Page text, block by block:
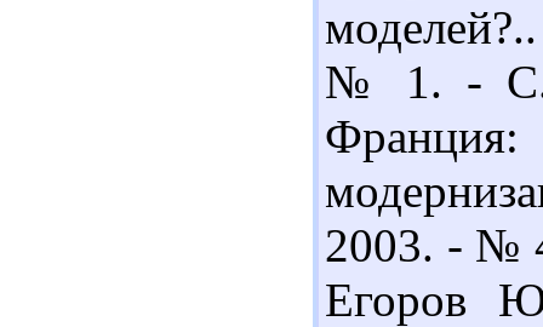
№ 1. - С.
2003. - №
Егоров